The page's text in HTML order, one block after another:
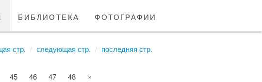
библиотека фотографии
стр. следующая стр. последняя стр.
45 46 47 48 »